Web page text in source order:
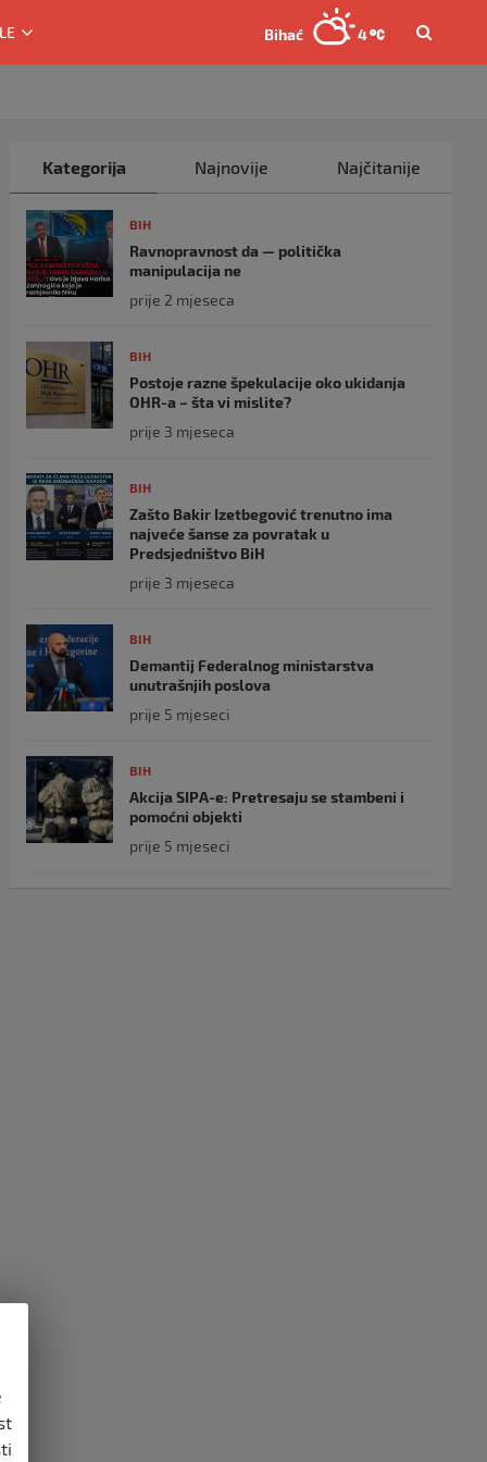
Bihać 4
Kategorija Najnovije Najčitanije
BIH
Ravnopravnost da — politička
manipulacija ne
prije 2 mjeseca
BIH
Postoje razne špekulacije oko ukidanja
OHR-a – šta vi mislite?
prije 3 mjeseca
BIH
Zašto Bakir Izetbegović trenutno ima
najveće šanse za povratak u
Predsjedništvo BiH
prije 3 mjeseca
BIH
Demantij Federalnog ministarstva
unutrašnjih poslova
prije 5 mjeseci
BIH
Akcija SIPA-e: Pretresaju se stambeni i
pomoćni objekti
prije 5 mjeseci